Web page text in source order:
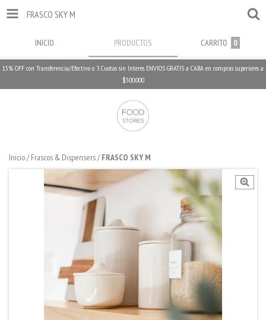
FRASCO SKY M
INICIO PRODUCTOS CARRITO 0
15% OFF con Transferencia/Efectivo o 3 Cuotas sin Interes. ENVIOS GRATIS a CABA en compras superiores a
$500.000
Inicio/ Frascos & Dispensers/ FRASCO SKY M